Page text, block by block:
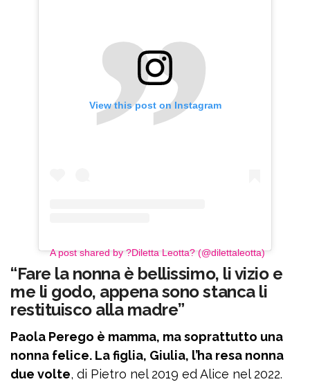
View this post on Instagram
A post shared by ?Diletta Leotta? (@dilettaleotta)
“Fare la nonna è bellissimo, li vizio e
me li godo, appena sono stanca li
restituisco alla madre”
Paola Perego è mamma, ma soprattutto una
nonna felice. La figlia, Giulia, l’ha resa nonna
due volte, di Pietro nel 2019 ed Alice nel 2022.